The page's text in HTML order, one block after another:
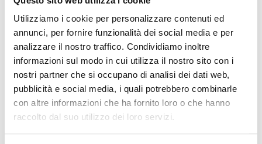
Utilizziamo i cookie per personalizzare contenuti ed
annunci, per fornire funzionalità dei social media e per
analizzare il nostro traffico. Condividiamo inoltre
informazioni sul modo in cui utilizza il nostro sito con i
nostri partner che si occupano di analisi dei dati web,
pubblicità e social media, i quali potrebbero combinarle
con altre informazioni che ha fornito loro o che hanno
raccolto dal suo utilizzo dei loro servizi.
abbastanza acqua. La sera cerca di riportarle sane e salve
entro i confini della sua proprietà.Le sfide quotidiane
sono tantee riguardano principalmente la carenza di
medicinali per gli animali ammalati e la mancanza di un
riparo adeguato alle pecore, ma Amadou precisa: